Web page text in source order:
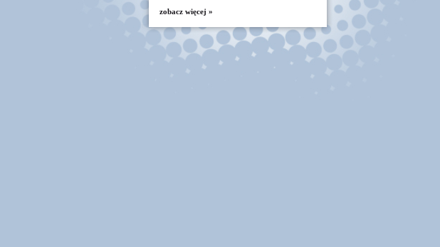
zobacz więcej »